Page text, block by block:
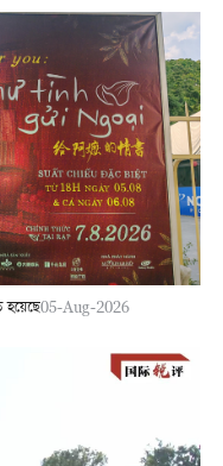
হয়েছে05-Aug-2026